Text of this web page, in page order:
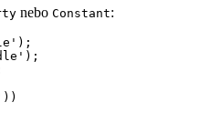
nebo Constant: